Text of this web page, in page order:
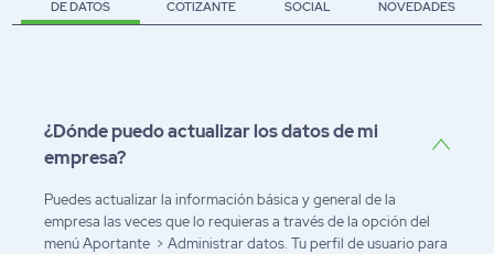
DE DATOS
COTIZANTE
SOCIAL
NOVEDADES
¿Dónde puedo actualizar los datos de mi
empresa?
Puedes actualizar la información básica y general de la
empresa las veces que lo requieras a través de la opción del
menú Aportante > Administrar datos. Tu perfil de usuario para